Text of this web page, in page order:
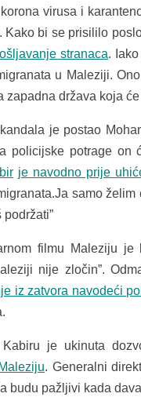
virusa i
Kako bi se prisililo
stranaca.
u Maleziji.
zapadna država koja
je postao
policijske potrage on
je navodno prije
samo
filmu Maleziju
nije zločin”.
iz zatvora navodeći
Kabiru je ukinuta
. Generalni
budu pažljivi kada